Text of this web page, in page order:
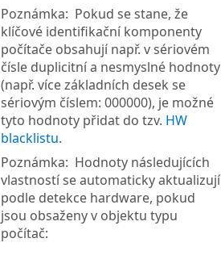
Poznámka: Pokud se stane, že
klíčové identifikační komponenty
počítače obsahují např. v sériovém
čísle duplicitní a nesmyslné hodnoty
(např. více základních desek se
sériovým číslem: 000000), je možné
tyto hodnoty přidat do tzv. HW
blacklistu.
Poznámka: Hodnoty následujících
vlastností se automaticky aktualizují
podle detekce hardware, pokud
jsou obsaženy v objektu typu
počítač: